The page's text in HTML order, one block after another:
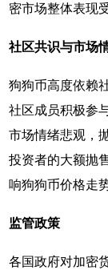
密市场整体表现
社区共识与市场
狗狗币高度依赖
社区成员积极参
市场情绪悲观，
投资者的大额抛
响狗狗币价格走势
监管政策
各国政府对加密